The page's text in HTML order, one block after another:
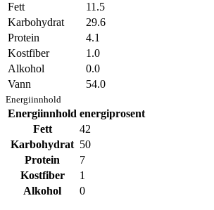
Fett
11.5
Karbohydrat
29.6
Protein
4.1
Kostfiber
1.0
Alkohol
0.0
Vann
54.0
Energiinnhold
Energiinnhold energiprosent
Fett
42
Karbohydrat 50
Protein
7
Kostfiber
1
Alkohol
0